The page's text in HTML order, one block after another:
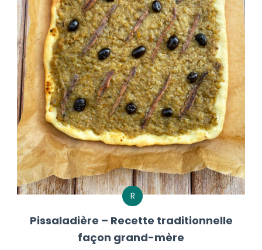
R
Pissaladière – Recette traditionnelle
façon grand-mère